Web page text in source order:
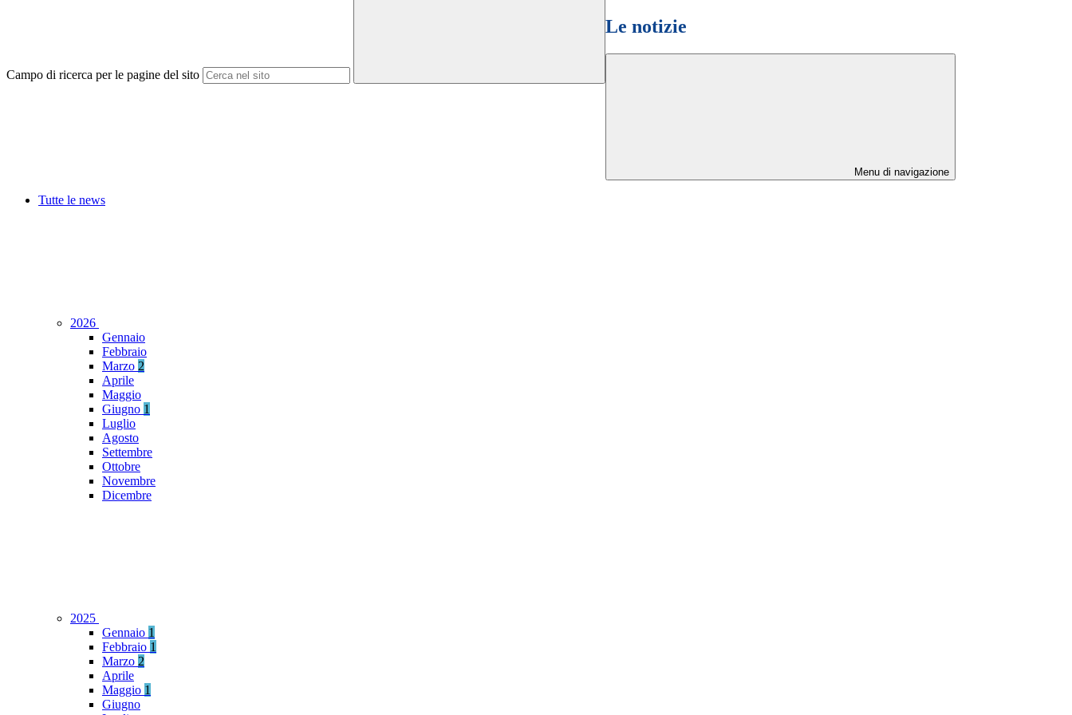
Campo di ricerca per le pagine del sito
Le notizie
Menu di navigazione
Tutte le news
2026
Gennaio
Febbraio
Marzo 2
Aprile
Maggio
Giugno 1
Luglio
Agosto
Settembre
Ottobre
Novembre
Dicembre
2025
Gennaio 1
Febbraio 1
Marzo 2
Aprile
Maggio 1
Giugno